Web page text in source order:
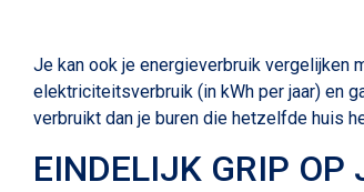
Je kan ook je energieverbruik vergelijken
elektriciteitsverbruik (in kWh per jaar) en
verbruikt dan je buren die hetzelfde huis
EINDELIJK GRIP